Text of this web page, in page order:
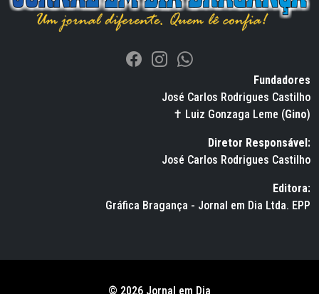
Fundadores
José Carlos Rodrigues Castilho
✝ Luiz Gonzaga Leme (Gino)
Diretor Responsável:
José Carlos Rodrigues Castilho
Editora:
Gráfica Bragança - Jornal em Dia Ltda. EPP
© 2026 Jornal em Dia